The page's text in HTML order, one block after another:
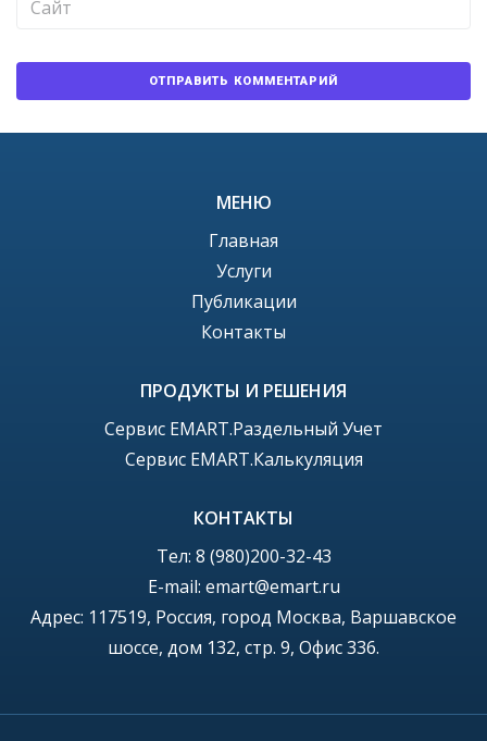
МЕНЮ
Главная
Услуги
Публикации
Контакты
ПРОДУКТЫ И РЕШЕНИЯ
Сервис EMART.Раздельный Учет
Сервис EMART.Калькуляция
КОНТАКТЫ
Тел: 8 (980)200-32-43
E-mail: emart@emart.ru
Адрес: 117519, Россия, город Москва, Варшавское
шоссе, дом 132, стр. 9, Офис 336.